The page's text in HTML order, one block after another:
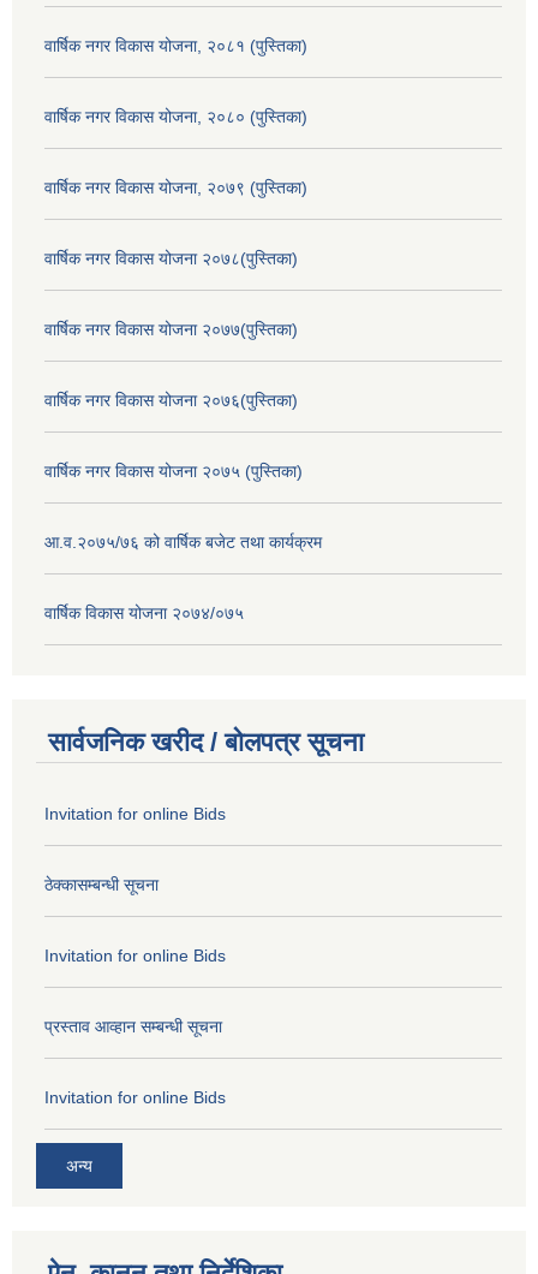
वार्षिक नगर विकास योजना, २०८१ (पुस्तिका)
वार्षिक नगर विकास योजना, २०८० (पुस्तिका)
वार्षिक नगर विकास योजना, २०७९ (पुस्तिका)
वार्षिक नगर विकास योजना २०७८(पुस्तिका)
वार्षिक नगर विकास योजना २०७७(पुस्तिका)
वार्षिक नगर विकास योजना २०७६(पुस्तिका)
वार्षिक नगर विकास योजना २०७५ (पुस्तिका)
आ.व.२०७५/७६ को वार्षिक बजेट तथा कार्यक्रम
वार्षिक विकास योजना २०७४/०७५
सार्वजनिक खरीद / बोलपत्र सूचना
Invitation for online Bids
ठेक्कासम्बन्धी सूचना
Invitation for online Bids
प्रस्ताव आव्हान सम्बन्धी सूचना
Invitation for online Bids
अन्य